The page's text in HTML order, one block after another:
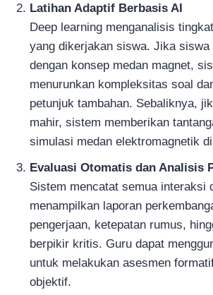
Latihan Adaptif Berbasis AI
Deep learning menganalisis
yang dikerjakan siswa. Jika siswa
dengan konsep medan magnet,
menurunkan kompleksitas soal
petunjuk tambahan. Sebaliknya,
mahir, sistem memberikan
simulasi medan elektromagnetik
Evaluasi Otomatis dan Analisis
Sistem mencatat semua interaksi
menampilkan laporan
pengerjaan, ketepatan rumus,
berpikir kritis. Guru dapat
untuk melakukan asesmen
objektif.